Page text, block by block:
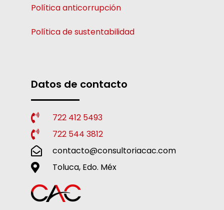
Política anticorrupción
Política de sustentabilidad
Datos de contacto
722 412 5493
722 544 3812
contacto@consultoriacac.com
Toluca, Edo. Méx